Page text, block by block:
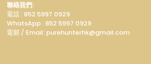
聯絡我們:
電話 : 852 5997 0929
WhatsApp : 852 5997 0929
電郵 / Email: purehunterhk@gmail.com